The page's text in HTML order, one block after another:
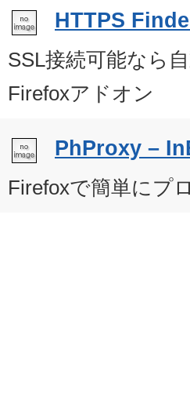
HTTPS
SSL接続可能なら
Firefoxアドオン
PhProxy –
Firefoxで簡単にプ